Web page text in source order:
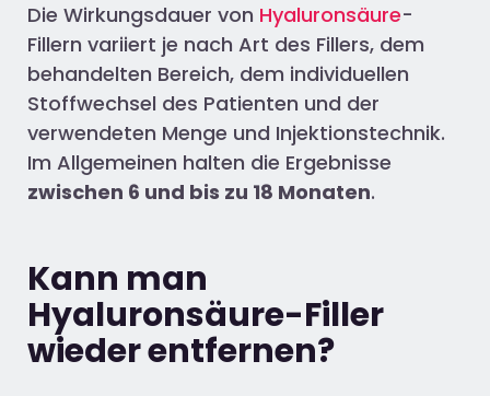
Die Wirkungsdauer von Hyaluronsäure-
Fillern variiert je nach Art des Fillers, dem
behandelten Bereich, dem individuellen
Stoffwechsel des Patienten und der
verwendeten Menge und Injektionstechnik.
Im Allgemeinen halten die Ergebnisse
zwischen 6 und bis zu 18 Monaten.
Kann man
Hyaluronsäure-Filler
wieder entfernen?